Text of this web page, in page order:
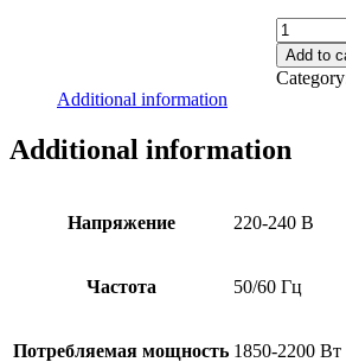
ЧАЙНИК
AKIRA
CZ503
quantity
Add to
Additional information
Additional information
Напряжение 220-240 В
Частота 50/60 Гц
Потребляемая мощность 1850-2200 Вт